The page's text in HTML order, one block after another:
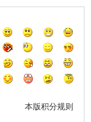
本版积分规则